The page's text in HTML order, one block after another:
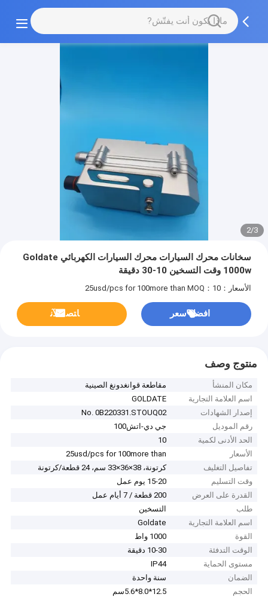
2/3
سخانات محرك السيارات محرك السيارات الكهربائي Goldate
1000w وقت التسخين 10-30 دقيقة
الأسعار：25usd/pcs for 100more than MOQ：10
افضل سعر ﺎﺘﺼﻟ ﺍﻶﻧ
منتوج وصف
مكان المنشأ
مقاطعة قوانغدونغ الصينية
اسم العلامة التجارية
GOLDATE
إصدار الشهادات
No. 0B220331.STOUQ02
رقم الموديل
جي دي-اتش100
الحد الأدنى لكمية
10
الأسعار
25usd/pcs for 100more than
تفاصيل التغليف
كرتونة، 38×36×33 سم، 24 قطعة/كرتونة
وقت التسليم
15-20 يوم عمل
القدرة على العرض
200 قطعة / 7 أيام عمل
طلب
التسخين
اسم العلامة التجارية
Goldate
القوة
1000 واط
الوقت التدفئة
10-30 دقيقة
مستوى الحماية
IP44
الضمان
سنة واحدة
الحجم
12.5*8.0*5.6سم